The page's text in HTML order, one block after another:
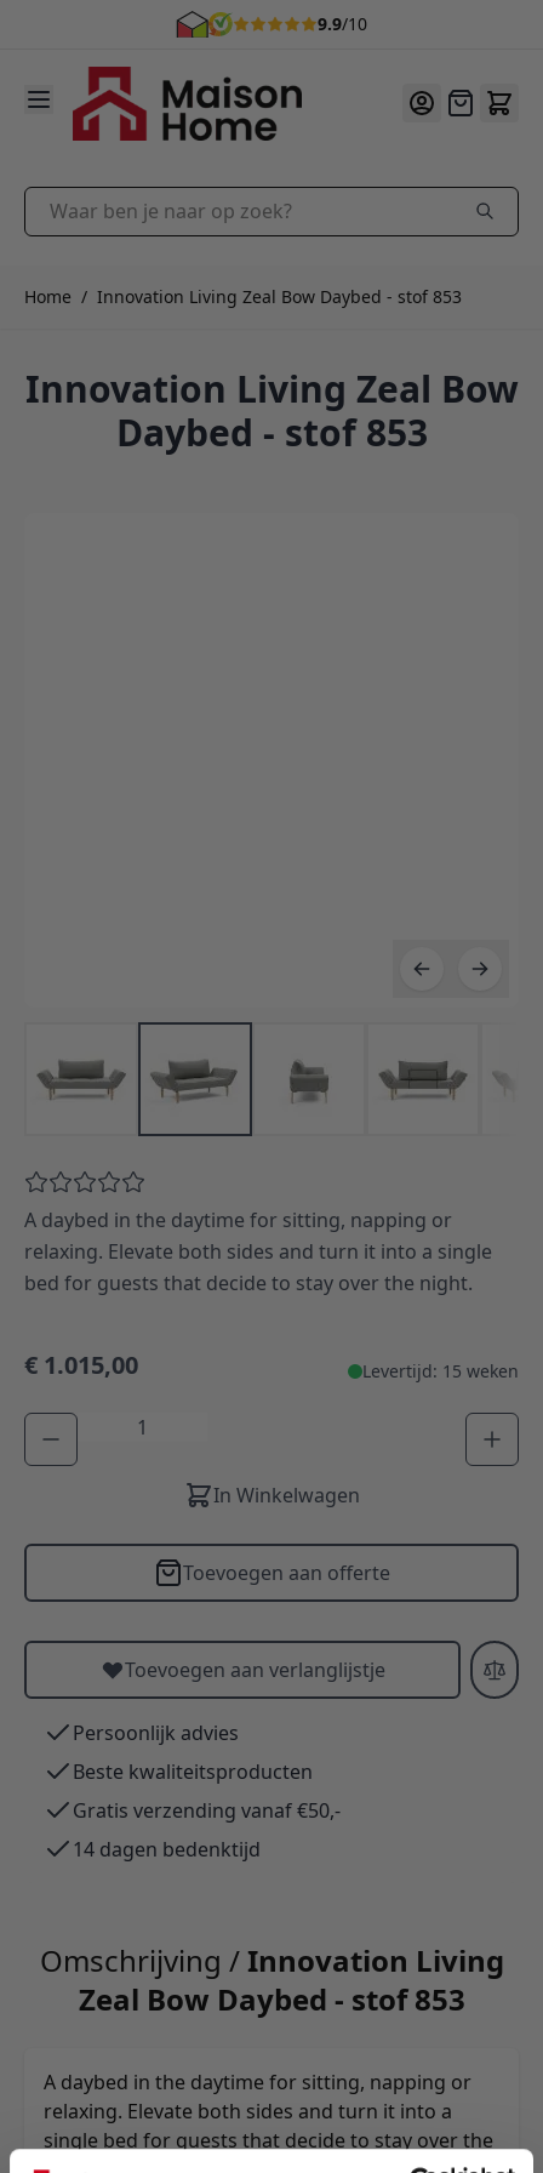
9.9/10
Ga naar de inhoud
Offerte
Waar ben je naar op zoek?
Home / Innovation Living Zeal Bow Daybed - stof 853
Innovation Living Zeal Bow
Daybed - stof 853
A daybed in the daytime for sitting, napping or
relaxing. Elevate both sides and turn it into a single
bed for guests that decide to stay over the night.
€ 1.015,00 Levertijd: 15 weken
Aantal
In Winkelwagen
Toevoegen aan offerte
Toevoegen aan verlanglijstje
Persoonlijk advies
Beste kwaliteitsproducten
Gratis verzending vanaf €50,-
14 dagen bedenktijd
Omschrijving /Innovation Living
Zeal Bow Daybed - stof 853
A daybed in the daytime for sitting, napping or
relaxing. Elevate both sides and turn it into a
single bed for guests that decide to stay over the